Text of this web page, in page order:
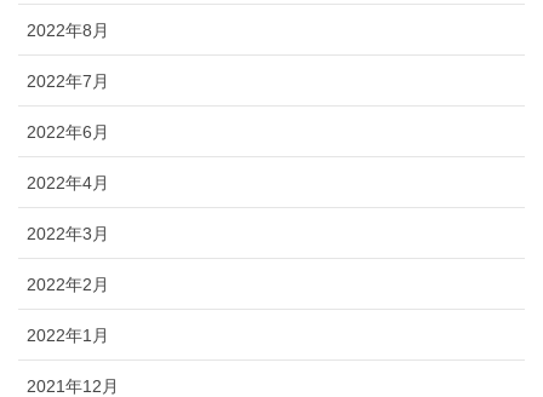
2022年8月
2022年7月
2022年6月
2022年4月
2022年3月
2022年2月
2022年1月
2021年12月